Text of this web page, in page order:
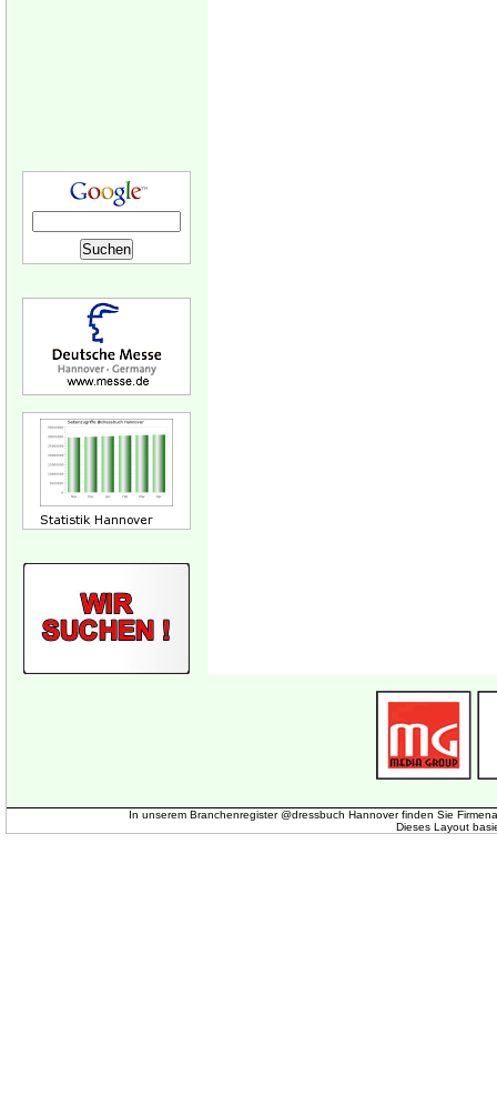
In unserem Branchenregister @dressbuch Hannover finden Sie
Dieses Layout